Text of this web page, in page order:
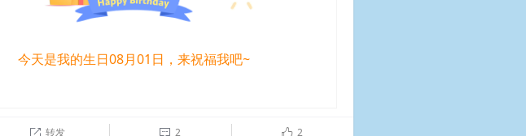
今天是我的生日08月01日，来祝福我吧~
 转发  2 ñ 2